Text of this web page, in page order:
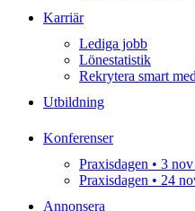
Karriär
Lediga jobb
Lönestatistik
Rekrytera smart
Utbildning
Konferenser
Praxisdagen • 3
Praxisdagen • 24
Annonsera